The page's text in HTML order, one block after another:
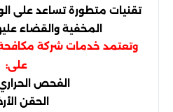
تقنيات متطورة تساعد على
المخفية والقضاء
وتعتمد خدمات شركة مكافحة
على:
الفحص
الحقن